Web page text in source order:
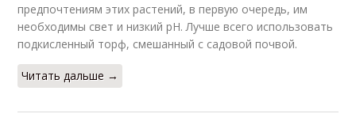
предпочтениям этих растений, в первую очередь, им
необходимы свет и низкий pH. Лучше всего использовать
подкисленный торф, смешанный с садовой почвой.
Читать дальше →